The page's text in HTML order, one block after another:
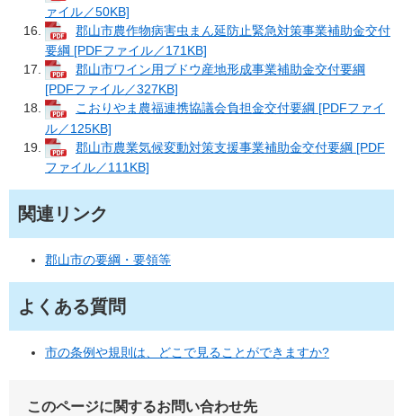
ァイル／50KB]
郡山市農作物病害虫まん延防止緊急対策事業補助金交付
要綱 [PDFファイル／171KB]
郡山市ワイン用ブドウ産地形成事業補助金交付要綱
[PDFファイル／327KB]
こおりやま農福連携協議会負担金交付要綱 [PDFファイ
ル／125KB]
郡山市農業気候変動対策支援事業補助金交付要綱 [PDF
ファイル／111KB]
関連リンク
郡山市の要綱・要領等
よくある質問
市の条例や規則は、どこで見ることができますか?
このページに関するお問い合わせ先